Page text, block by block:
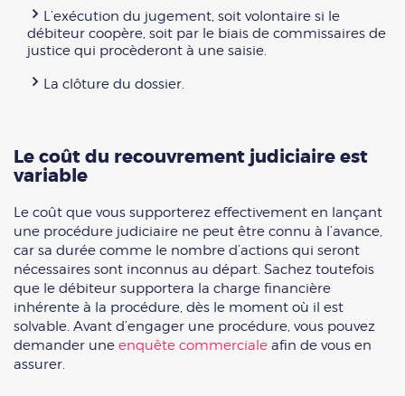
L’exécution du jugement, soit volontaire si le
débiteur coopère, soit par le biais de commissaires de
justice qui procèderont à une saisie.
La clôture du dossier.
Le coût du recouvrement judiciaire est
variable
Le coût que vous supporterez effectivement en lançant
une procédure judiciaire ne peut être connu à l’avance,
car sa durée comme le nombre d’actions qui seront
nécessaires sont inconnus au départ. Sachez toutefois
que le débiteur supportera la charge financière
inhérente à la procédure, dès le moment où il est
solvable. Avant d’engager une procédure, vous pouvez
demander une enquête commerciale afin de vous en
assurer.